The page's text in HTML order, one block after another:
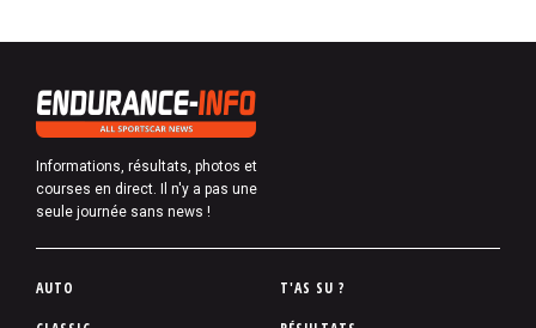
Informations, résultats, photos et
courses en direct. Il n'y a pas une
seule journée sans news !
P
AUTO
T'AS SU ?